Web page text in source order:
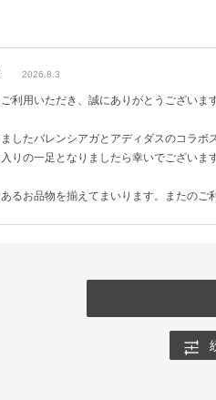
2026.8.3
利用いただき、誠にありがとうございます
したバレンシアガとアディダスのコラ
りの一足となりましたら幸いでございます
るお品物を揃えてまいります。またのご